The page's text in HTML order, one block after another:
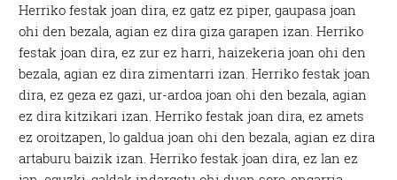
Herriko festak joan dira, ez gatz ez piper, gaupasa joan
ohi den bezala, agian ez dira giza garapen izan. Herriko
festak joan dira, ez zur ez harri, haizekeria joan ohi den
bezala, agian ez dira zimentarri izan. Herriko festak joan
dira, ez geza ez gazi, ur-ardoa joan ohi den bezala, agian
ez dira kitzikari izan. Herriko festak joan dira, ez amets
ez oroitzapen, lo galdua joan ohi den bezala, agian ez dira
artaburu baizik izan. Herriko festak joan dira, ez lan ez